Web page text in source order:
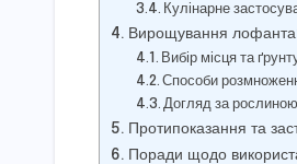
Кулінарне
Вирощування
Вибір місця та
Способи
Догляд за рослиною
Протипоказання та
Поради щодо